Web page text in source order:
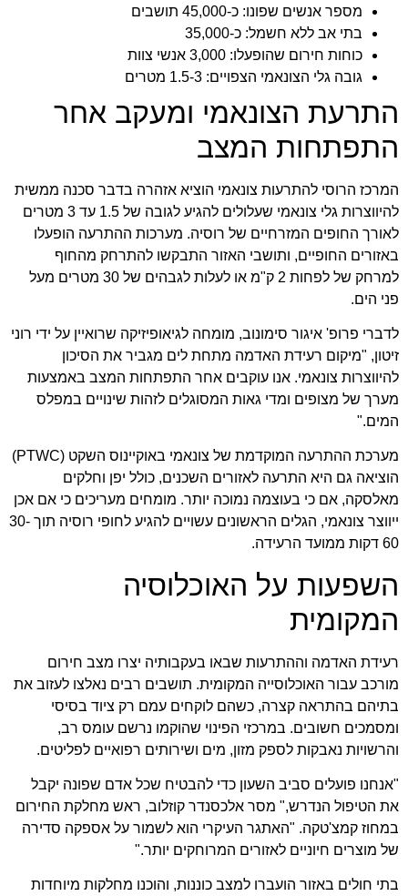
מספר אנשים שפונו: כ-45,000 תושבים
בתי אב ללא חשמל: כ-35,000
כוחות חירום שהופעלו: 3,000 אנשי צוות
גובה גלי הצונאמי הצפויים: 1.5-3 מטרים
התרעת הצונאמי ומעקב אחר
התפתחות המצב
המרכז הרוסי להתרעות צונאמי הוציא אזהרה בדבר סכנה ממשית
להיווצרות גלי צונאמי שעלולים להגיע לגובה של 1.5 עד 3 מטרים
לאורך החופים המזרחיים של רוסיה. מערכות ההתרעה הופעלו
באזורים החופיים, ותושבי האזור התבקשו להתרחק מהחוף
למרחק של לפחות 2 ק"מ או לעלות לגבהים של 30 מטרים מעל
פני הים.
לדברי פרופ' איגור סימונוב, מומחה לגיאופיזיקה שרואיין על ידי רוני
זיטון, "מיקום רעידת האדמה מתחת לים מגביר את הסיכון
להיווצרות צונאמי. אנו עוקבים אחר התפתחות המצב באמצעות
מערך של מצופים ומדי גאות המסוגלים לזהות שינויים במפלס
המים."
מערכת ההתרעה המוקדמת של צונאמי באוקיינוס השקט (PTWC)
הוציאה גם היא התרעה לאזורים השכנים, כולל יפן וחלקים
מאלסקה, אם כי בעוצמה נמוכה יותר. מומחים מעריכים כי אם אכן
ייווצר צונאמי, הגלים הראשונים עשויים להגיע לחופי רוסיה תוך 30-
60 דקות ממועד הרעידה.
השפעות על האוכלוסיה
המקומית
רעידת האדמה וההתרעות שבאו בעקבותיה יצרו מצב חירום
מורכב עבור האוכלוסייה המקומית. תושבים רבים נאלצו לעזוב את
בתיהם בהתראה קצרה, כשהם לוקחים עמם רק ציוד בסיסי
ומסמכים חשובים. במרכזי הפינוי שהוקמו נרשם עומס רב,
והרשויות נאבקות לספק מזון, מים ושירותים רפואיים לפליטים.
"אנחנו פועלים סביב השעון כדי להבטיח שכל אדם שפונה יקבל
את הטיפול הנדרש," מסר אלכסנדר קוזלוב, ראש מחלקת החירום
במחוז קמצ'טקה. "האתגר העיקרי הוא לשמור על אספקה סדירה
של מוצרים חיוניים לאזורים המרוחקים יותר."
בתי חולים באזור הועברו למצב כוננות, והוכנו מחלקות מיוחדות